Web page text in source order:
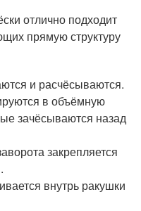
отлично подходит
прямую структуру
и расчёсываются.
в объёмную
зачёсываются назад
закрепляется
внутрь ракушки